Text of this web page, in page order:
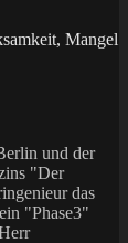
Mangel
und der
"Der
das
"Phase3"